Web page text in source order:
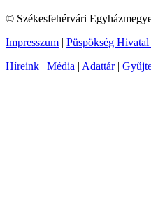
© Székesfehérvári
Impresszum | Püspökség
Híreink | Média | Adattár|